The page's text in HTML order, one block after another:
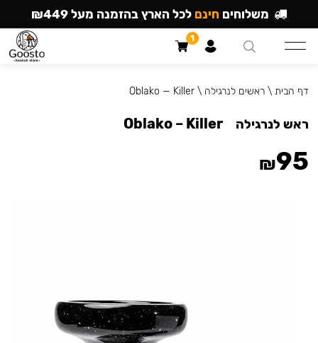
דף הבית \ראשים לנרגילה \
Oblako — Killer
ראש לנרגילה Oblako – Killer
₪95
משלוחים חינם לכל הארץ בהזמנה מעל ₪449
1